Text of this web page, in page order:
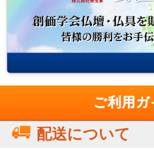
ご利用ガ
配送について